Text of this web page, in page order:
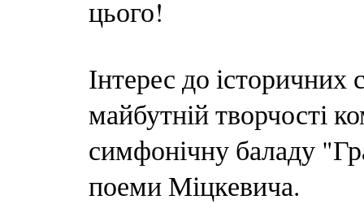
цього!
Інтерес до
майбутній творчості
симфонічну баладу
поеми Міцкевича.